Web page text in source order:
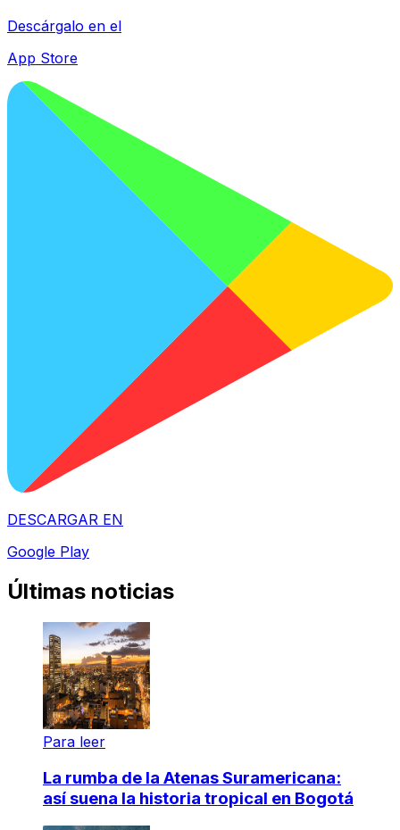
Descárgalo en el
App Store
DESCARGAR EN
Google Play
Últimas noticias
Para leer
La rumba de la Atenas Suramericana:
así suena la historia tropical en Bogotá